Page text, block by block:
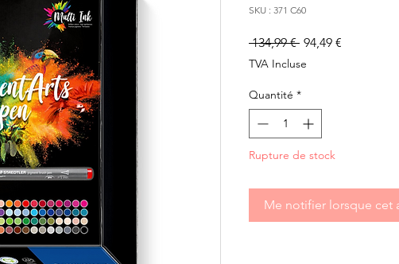
SKU : 371 C60
134,99 € Prix
94,49 €
TVA Incluse
Quantité *
Rupture de stock
Me notifier lorsque cet